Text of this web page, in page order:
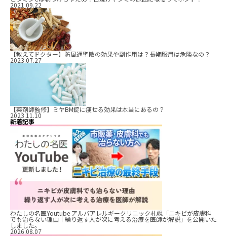
2021.09.22
【教えてドクター】防風通聖散の効果や副作用は？長期服用は危険なの？
2023.07.27
【薬剤師監修】ミヤBM錠に痩せる効果は本当にあるの？
2023.11.10
新着記事
わたしの名医Youtube アルバアレルギークリニック札幌「ニキビが皮膚科
でも治らない理由｜繰り返す人が次に考える治療を医師が解説」を公開いた
しました。
2026.08.07